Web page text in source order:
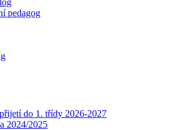
pedagog
do 1. třídy 2026-2027
2024/2025